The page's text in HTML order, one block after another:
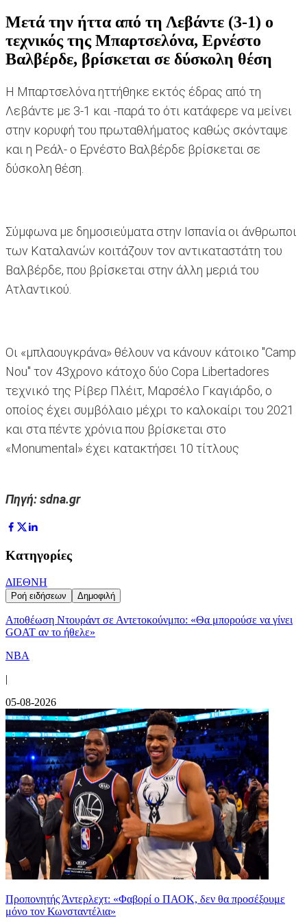
Μετά την ήττα από τη Λεβάντε (3-1) ο
τεχνικός της Μπαρτσελόνα, Ερνέστο
Βαλβέρδε, βρίσκεται σε δύσκολη θέση
Η Μπαρτσελόνα ηττήθηκε εκτός έδρας από τη
Λεβάντε με 3-1 και -παρά το ότι κατάφερε να μείνει
στην κορυφή του πρωταθλήματος καθώς σκόνταψε
και η Ρεάλ- ο Ερνέστο Βαλβέρδε βρίσκεται σε
δύσκολη θέση.
Σύμφωνα με δημοσιεύματα στην Ισπανία οι άνθρωποι
των Καταλανών κοιτάζουν τον αντικαταστάτη του
Βαλβέρδε, που βρίσκεται στην άλλη μεριά του
Ατλαντικού.
Οι «μπλαουγκράνα» θέλουν να κάνουν κάτοικο "Camp
Nou" τον 43χρονο κάτοχο δύο Copa Libertadores
τεχνικό της Ρίβερ Πλέιτ, Μαρσέλο Γκαγιάρδο, ο
οποίος έχει συμβόλαιο μέχρι το καλοκαίρι του 2021
και στα πέντε χρόνια που βρίσκεται στο
«Monumental» έχει κατακτήσει 10 τίτλους
Πηγή: sdna.gr
Κατηγορίες
ΔΙΕΘΝΗ
Ροή ειδήσεων Δημοφιλή
Αποθέωση Ντουράντ σε Αντετοκούνμπο: «Θα μπορούσε να γίνει
GOAT αν το ήθελε»
NBA
|
05-08-2026
Προπονητής Άντερλεχτ: «Φαβορί ο ΠΑΟΚ, δεν θα προσέξουμε
μόνο τον Κωνσταντέλια»